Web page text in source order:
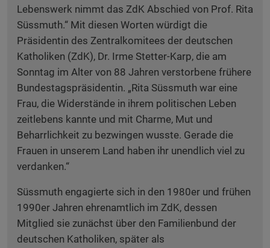
Lebenswerk nimmt das ZdK Abschied von Prof. Rita
Süssmuth.“ Mit diesen Worten würdigt die
Präsidentin des Zentralkomitees der deutschen
Katholiken (ZdK), Dr. Irme Stetter-Karp, die am
Sonntag im Alter von 88 Jahren verstorbene frühere
Bundestagspräsidentin. „Rita Süssmuth war eine
Frau, die Widerstände in ihrem politischen Leben
zeitlebens kannte und mit Charme, Mut und
Beharrlichkeit zu bezwingen wusste. Gerade die
Frauen in unserem Land haben ihr unendlich viel zu
verdanken.“
Süssmuth engagierte sich in den 1980er und frühen
1990er Jahren ehrenamtlich im ZdK, dessen
Mitglied sie zunächst über den Familienbund der
deutschen Katholiken, später als